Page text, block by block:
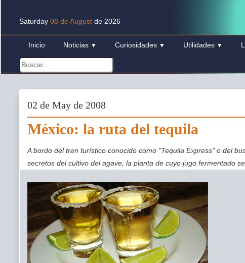
Saturday 08 de August de 2026
Inicio Noticias ▼ Curiosidades ▼ Utilidades ▼
02 de May de 2008
México: la ruta del tequila
A bordo del tren turístico conocido como "Tequila Express" o del
secretos del cultivo del agave, la planta de cuyo jugo fermentado